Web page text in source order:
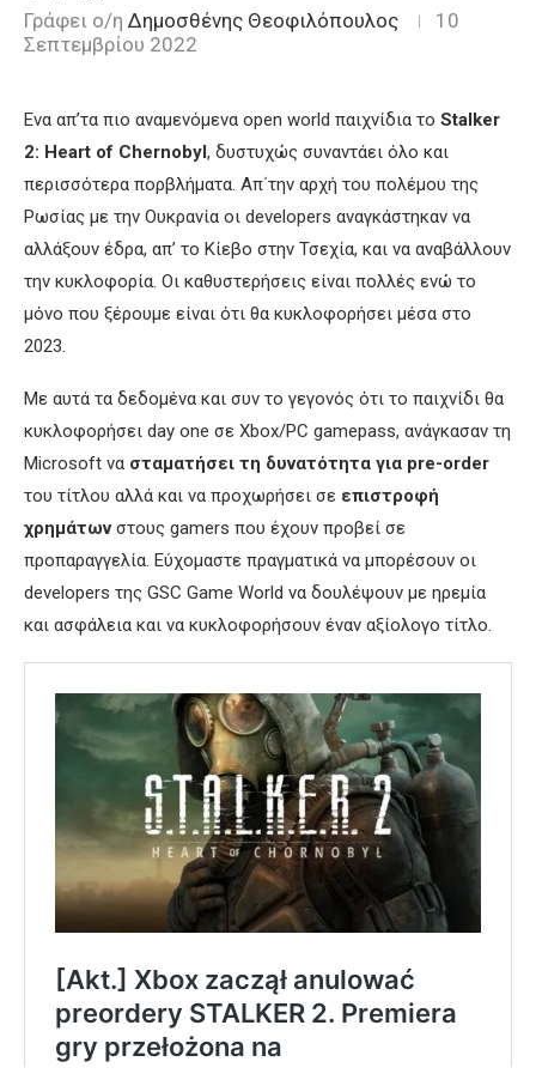
Γράφει ο/η Δημοσθένης Θεοφιλόπουλος
10
Σεπτεμβρίου 2022
Ενα απ’τα πιο αναμενόμενα open world παιχνίδια το Stalker
2: Heart of Chernobyl , δυστυχώς συναντάει όλο και
περισσότερα πορβλήματα. Απ΄την αρχή του πολέμου της
Ρωσίας με την Ουκρανία οι developers αναγκάστηκαν να
αλλάξουν έδρα, απ’ το Κίεβο στην Τσεχία, και να αναβάλλουν
την κυκλοφορία. Οι καθυστερήσεις είναι πολλές ενώ το
μόνο που ξέρουμε είναι ότι θα κυκλοφορήσει μέσα στο
2023.
Με αυτά τα δεδομένα και συν το γεγονός ότι το παιχνίδι θα
κυκλοφορήσει day one σε Xbox/PC gamepass, ανάγκασαν τη
Microsoft να σταματήσει τη δυνατότητα για pre-order
του τίτλου αλλά και να προχωρήσει σε επιστροφή
χρημάτωνστους gamers που έχουν προβεί σε
προπαραγγελία. Εύχομαστε πραγματικά να μπορέσουν οι
developers της GSC Game World να δουλέψουν με ηρεμία
και ασφάλεια και να κυκλοφορήσουν έναν αξίολογο τίτλο.